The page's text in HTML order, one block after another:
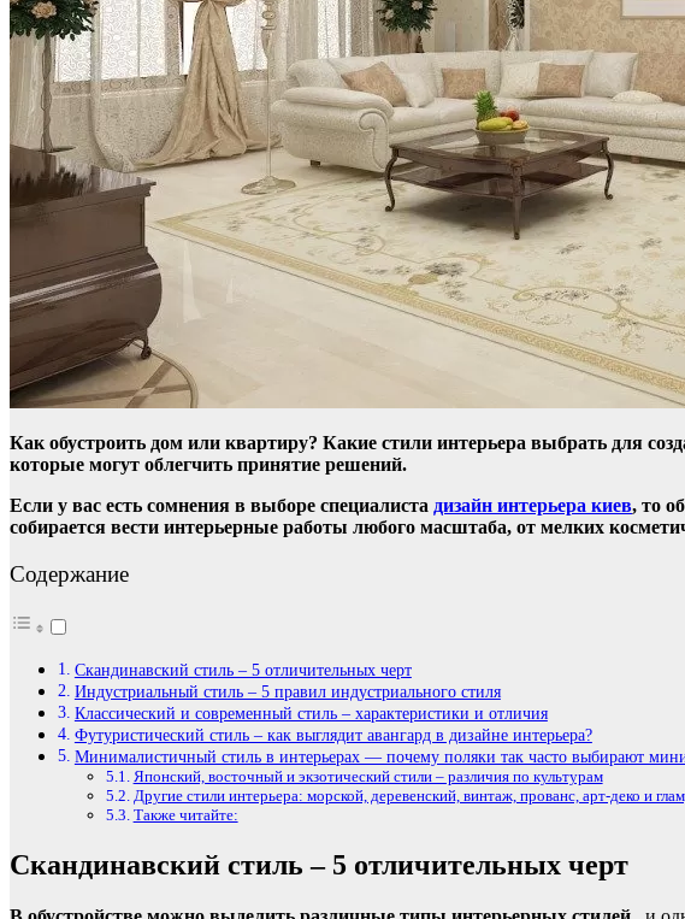
Как обустроить дом или квартиру? Какие стили интерьера выбрать для
которые могут облегчить принятие решений.
Если у вас есть сомнения в выборе специалиста дизайн интерьера киев, то
собирается вести интерьерные работы любого масштаба, от мелких
Содержание
Скандинавский стиль – 5 отличительных черт
Индустриальный стиль – 5 правил индустриального стиля
Классический и современный стиль – характеристики и отличия
Футуристический стиль – как выглядит авангард в дизайне интерьера?
Минималистичный стиль в интерьерах — почему поляки так часто выбирают
Японский, восточный и экзотический стили – различия по культурам
Другие стили интерьера: морской, деревенский, винтаж, прованс, арт-деко и
Также читайте:
Скандинавский стиль – 5 отличительных черт